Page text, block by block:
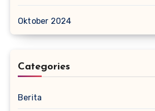
Oktober 2024
Categories
Berita